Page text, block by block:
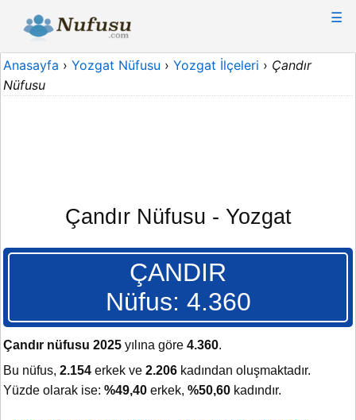
☰
Anasayfa › Yozgat Nüfusu › Yozgat İlçeleri › Çandır
Nüfusu
Çandır Nüfusu - Yozgat
ÇANDIR
Nüfus: 4.360
Çandır nüfusu 2025 yılına göre 4.360.
Bu nüfus, 2.154 erkek ve 2.206 kadından oluşmaktadır.
Yüzde olarak ise: %49,40 erkek, %50,60 kadındır.